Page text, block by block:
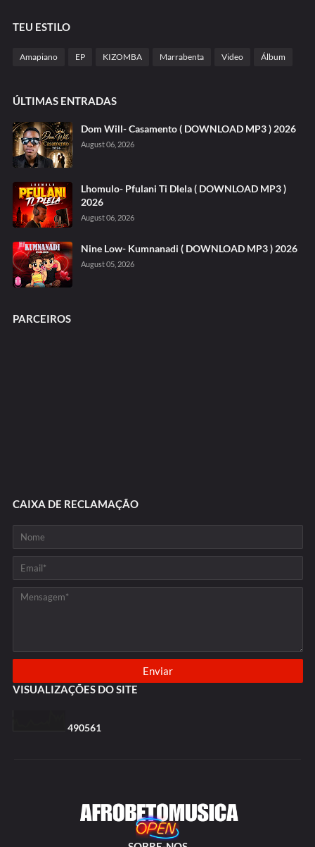
TEU ESTILO
Amapiano EP KIZOMBA Marrabenta Video Álbum
ÚLTIMAS ENTRADAS
Dom Will- Casamento ( DOWNLOAD MP3 ) 2026
August 06, 2026
Lhomulo- Pfulani Ti Dlela ( DOWNLOAD MP3 )
2026
August 06, 2026
Nine Low- Kumnanadi ( DOWNLOAD MP3 ) 2026
August 05, 2026
PARCEIROS
CAIXA DE RECLAMAÇÃO
VISUALIZAÇÕES DO SITE
490561